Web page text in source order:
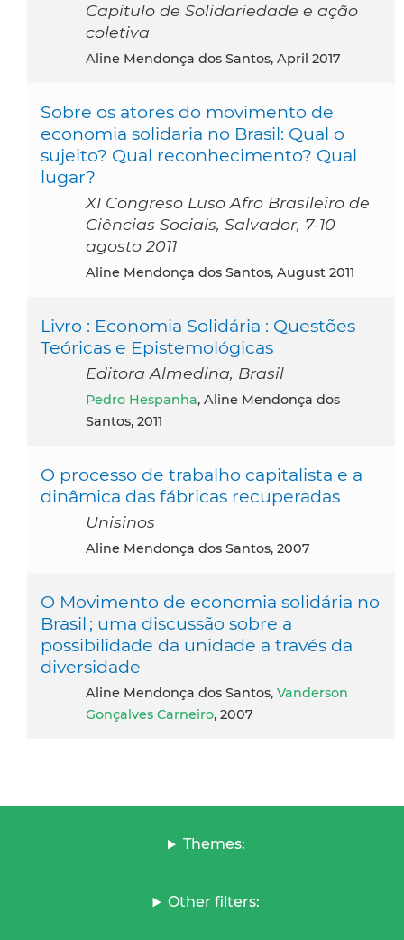
Capitulo de Solidariedade e ação
coletiva
Aline Mendonça dos Santos, April 2017
Sobre os atores do movimento de
economia solidaria no Brasil: Qual o
sujeito? Qual reconhecimento? Qual
lugar?
XI Congreso Luso Afro Brasileiro de
Ciências Sociais, Salvador, 7-10
agosto 2011
Aline Mendonça dos Santos, August 2011
Livro : Economia Solidária : Questões
Teóricas e Epistemológicas
Editora Almedina, Brasil
Pedro Hespanha, Aline Mendonça dos
Santos, 2011
O processo de trabalho capitalista e a
dinâmica das fábricas recuperadas
Unisinos
Aline Mendonça dos Santos, 2007
O Movimento de economia solidária no
Brasil ; uma discussão sobre a
possibilidade da unidade a través da
diversidade
Aline Mendonça dos Santos, Vanderson
Gonçalves Carneiro, 2007
Themes:
Other filters: